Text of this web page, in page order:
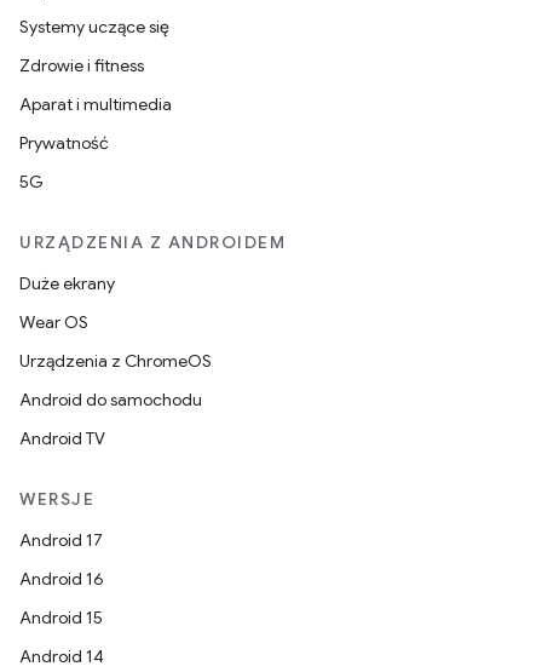
Systemy uczące się
Zdrowie i fitness
Aparat i multimedia
Prywatność
5G
URZĄDZENIA Z ANDROIDEM
Duże ekrany
Wear OS
Urządzenia z ChromeOS
Android do samochodu
Android TV
WERSJE
Android 17
Android 16
Android 15
Android 14